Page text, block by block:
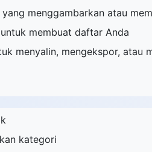
yang menggambarkan atau
membuat daftar Anda
menyalin, mengekspor, atau
kategori